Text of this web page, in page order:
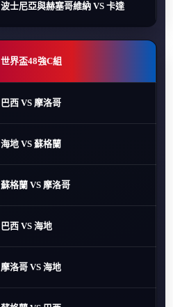
波士尼亞與赫塞哥維納 VS 卡達
世界盃48強C組
巴西 VS 摩洛哥
海地 VS 蘇格蘭
蘇格蘭 VS 摩洛哥
巴西 VS 海地
摩洛哥 VS 海地